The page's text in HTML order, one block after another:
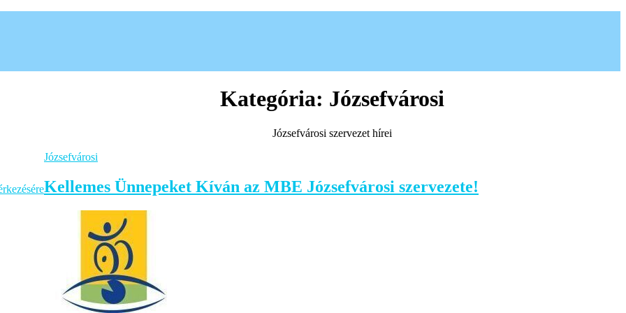
Kategória: Józsefvárosi
Józsefvárosi szervezet hírei
Józsefvárosi
Kellemes Ünnepeket Kíván az MBE Józsefvárosi szervezete!